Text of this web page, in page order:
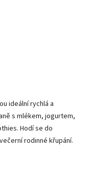
ideální rychlá a
s mlékem, jogurtem,
Hodí se do
rodinné křupání.